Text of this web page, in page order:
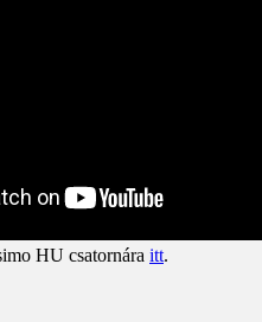
HU csatornára itt.